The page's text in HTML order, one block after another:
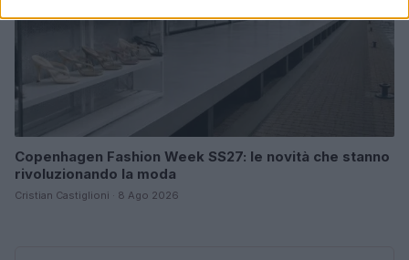
Copenhagen Fashion Week SS27: le novità che stanno
rivoluzionando la moda
Cristian Castiglioni · 8 Ago 2026